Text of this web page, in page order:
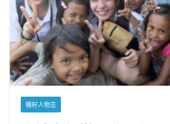
種籽人物志